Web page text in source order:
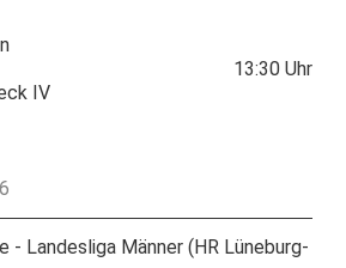
IV
13:30 Uhr
- Landesliga Männer (HR Lüneburg-